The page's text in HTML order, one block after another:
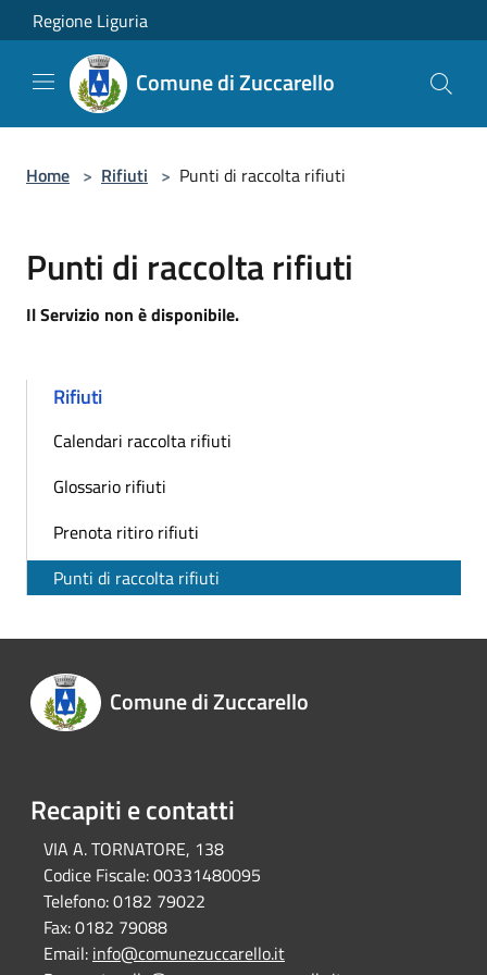
Salta al contenuto principale
Regione Liguria
Comune di Zuccarello
Home > Rifiuti > Punti di raccolta rifiuti
Punti di raccolta rifiuti
Il Servizio non è disponibile.
Rifiuti
Calendari raccolta rifiuti
Glossario rifiuti
Prenota ritiro rifiuti
Punti di raccolta rifiuti
Comune di Zuccarello
Recapiti e contatti
VIA A. TORNATORE, 138
Codice Fiscale:00331480095
Telefono:0182 79022
Fax:0182 79088
Email: info@comunezuccarello.it